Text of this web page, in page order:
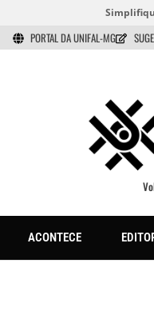
PORTAL DA UNIFAL-MG
ACONTECE